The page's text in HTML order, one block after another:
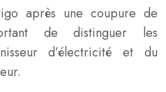
après une coupure de
de distinguer les
d’électricité et du